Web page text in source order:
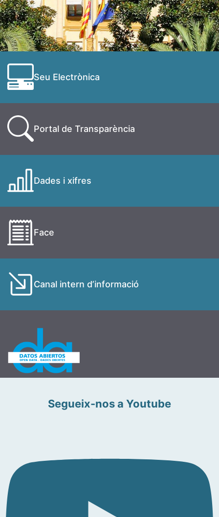
Seu Electrònica
Portal de Transparència
Dades i xifres
Face
Canal intern d’informació
Segueix-nos a Youtube